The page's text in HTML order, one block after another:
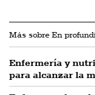
Más sobre En
Enfermería y
para alcanzar la